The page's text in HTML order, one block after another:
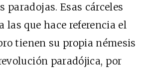
paradojas. Esas cárceles
las que hace referencia el
tienen su propia némesis
paradójica, por